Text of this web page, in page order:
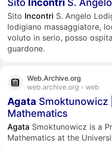
Sito Incontri S.
Sito Incontri S. Angelo
lodigiano massaggiatore,
voluto in serio, posso
guardone.
Web.Archive.org
web.archive.org › web
Agata Smoktunowicz
Mathematics
Agata Smoktunowicz is a
Mathematics at the